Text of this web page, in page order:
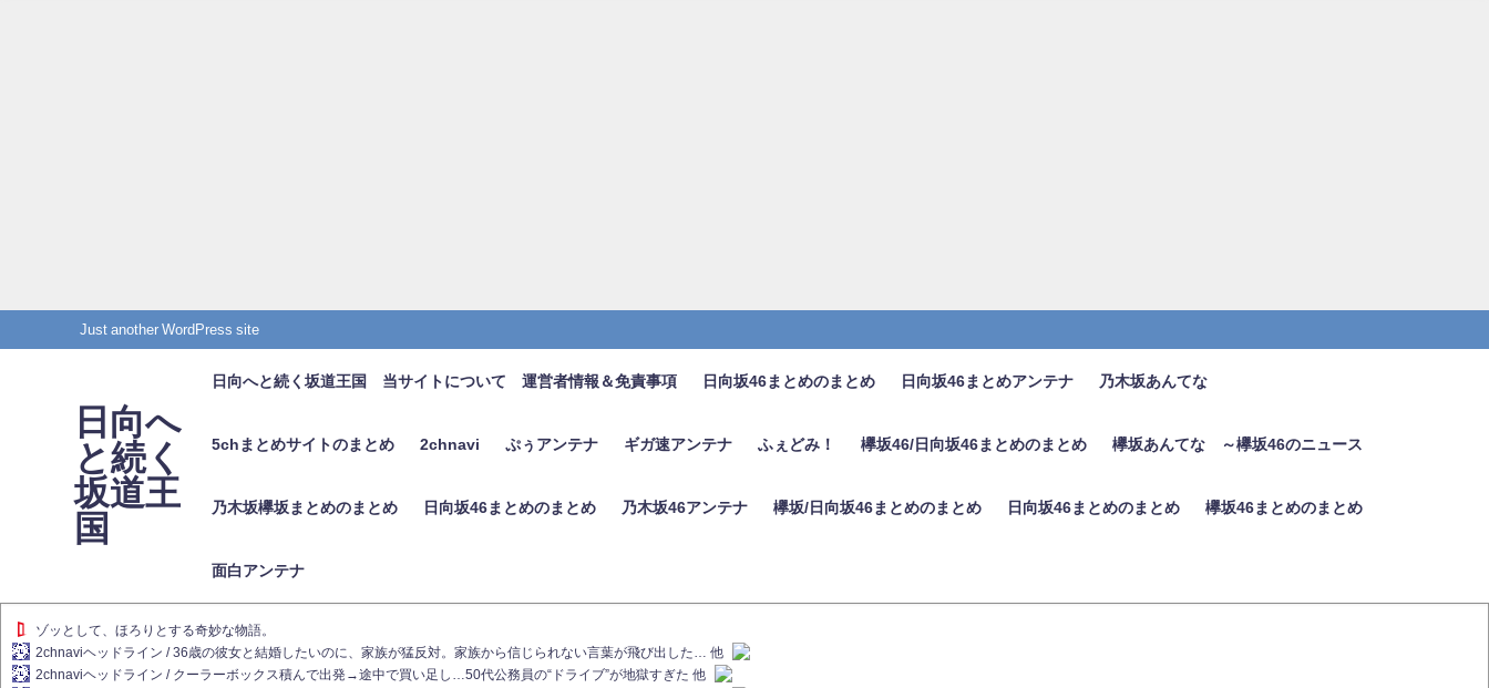
Just another WordPress site
日向へ
と続く
坂道王
国
日向へと続く坂道王国 当サイトについて 運営者情報＆免責事項 日向坂46まとめのまとめ 日向坂46まとめアンテナ 乃木坂あんてな
5chまとめサイトのまとめ 2chnavi ぷぅアンテナ ギガ速アンテナ ふぇどみ！ 欅坂46/日向坂46まとめのまとめ 欅坂あんてな ～欅坂46のニュース
乃木坂欅坂まとめのまとめ 日向坂46まとめのまとめ 乃木坂46アンテナ 欅坂/日向坂46まとめのまとめ 日向坂46まとめのまとめ 欅坂46まとめのまとめ
面白アンテナ
ゾッとして、ほろりとする奇妙な物語。
2chnaviヘッドライン / 36歳の彼女と結婚したいのに、家族が猛反対。家族から信じられない言葉が飛び出した… 他
2chnaviヘッドライン / クーラーボックス積んで出発→途中で買い足し…50代公務員の“ドライブ”が地獄すぎた 他